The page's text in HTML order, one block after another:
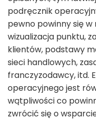
podręcznik
pewno powinny się
wizualizacja punktu,
klientów, podstawy
sieci handlowych,
franczyzodawcy, itd.
operacyjnego jest
wątpliwości co
zwrócić się o